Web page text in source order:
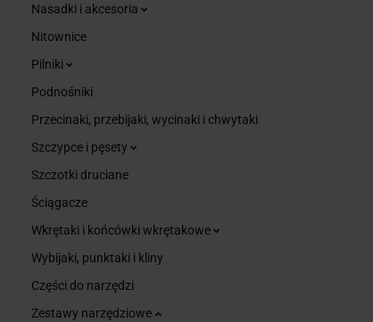
Nasadki i akcesoria
Nitownice
Pilniki
Podnośniki
Przecinaki, przebijaki, wycinaki i chwytaki
Szczypce i pęsety
Szczotki druciane
Ściągacze
Wkrętaki i końcówki wkrętakowe
Wybijaki, punktaki i kliny
Części do narzędzi
Zestawy narzędziowe